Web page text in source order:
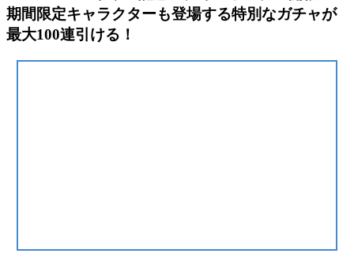
期間限定キャラクターも登場する特別なガチャが
最大100連引ける！